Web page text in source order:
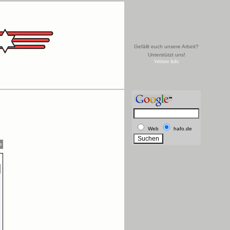
Gefällt euch unsere Arbeit?
Unterstützt uns!
Weitere Info
Web hafo.de